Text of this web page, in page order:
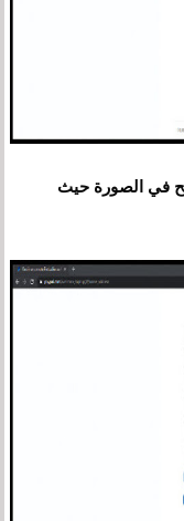
في الصورة حيث